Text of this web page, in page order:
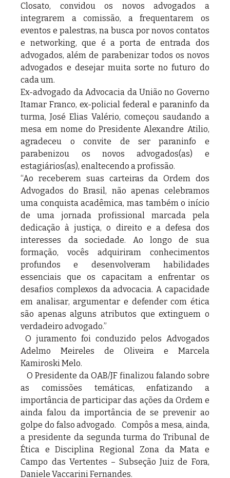
Closato, convidou os novos advogados a
integrarem a comissão, a frequentarem os
eventos e palestras, na busca por novos contatos
e networking, que é a porta de entrada dos
advogados, além de parabenizar todos os novos
advogados e desejar muita sorte no futuro do
cada um.
Ex-advogado da Advocacia da União no Governo
Itamar Franco, ex-policial federal e paraninfo da
turma, José Elias Valério, começou saudando a
mesa em nome do Presidente Alexandre Atilio,
agradeceu o convite de ser paraninfo e
parabenizou os novos advogados(as) e
estagiários(as), enaltecendo a profissão.
“Ao receberem suas carteiras da Ordem dos
Advogados do Brasil, não apenas celebramos
uma conquista acadêmica, mas também o início
de uma jornada profissional marcada pela
dedicação à justiça, o direito e a defesa dos
interesses da sociedade. Ao longo de sua
formação, vocês adquiriram conhecimentos
profundos e desenvolveram habilidades
essenciais que os capacitam a enfrentar os
desafios complexos da advocacia. A capacidade
em analisar, argumentar e defender com ética
são apenas alguns atributos que extinguem o
verdadeiro advogado.”
O juramento foi conduzido pelos Advogados
Adelmo Meireles de Oliveira e Marcela
Kamiroski Melo.
O Presidente da OAB/JF finalizou falando sobre
as comissões temáticas, enfatizando a
importância de participar das ações da Ordem e
ainda falou da importância de se prevenir ao
golpe do falso advogado.   Compôs a mesa, ainda,
a presidente da segunda turma do Tribunal de
Ética e Disciplina Regional Zona da Mata e
Campo das Vertentes – Subseção Juiz de Fora,
Daniele Vaccarini Fernandes.